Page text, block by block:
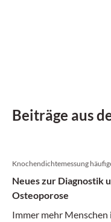
Beiträge aus
Knochendichtemessung
Neues zur Diagnostik
Osteoporose
Immer mehr Menschen